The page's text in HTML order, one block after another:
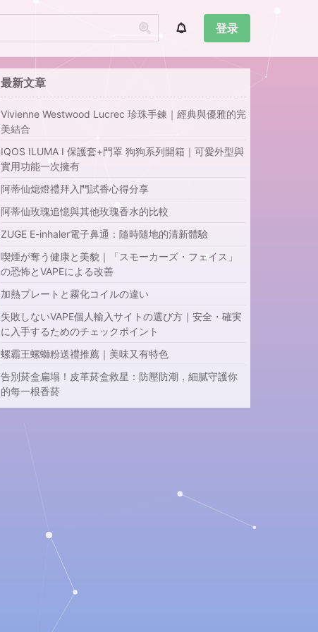
登录
最新文章
Vivienne Westwood Lucrec 珍珠手鍊｜經典與優雅的完
美結合
IQOS ILUMA I 保護套+門罩 狗狗系列開箱｜可愛外型與
實用功能一次擁有
阿蒂仙熄燈禮拜入門試香心得分享
阿蒂仙玫瑰追憶與其他玫瑰香水的比較
ZUGE E-inhaler電子鼻通：隨時隨地的清新體驗
喫煙が奪う健康と美貌｜「スモーカーズ・フェイス」
の恐怖とVAPEによる改善
加熱プレートと霧化コイルの違い
失敗しないVAPE個人輸入サイトの選び方｜安全・確実
に入手するためのチェックポイント
螺霸王螺螄粉送禮推薦｜美味又有特色
告別菸盒扁塌！皮革菸盒救星：防壓防潮，細膩守護你
的每一根香菸